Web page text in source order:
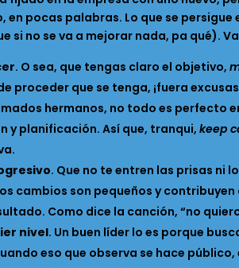
pocas palabras. Lo que se
si no se va a mejorar nada, pa qué).
. O sea, que tengas claro el objetivo,
proceder que se tenga, ¡fuera
hermanos, no todo es perfecto
y planificación. Así que, tranqui,keep
. Que no te entren las prisas ni
cambios son pequeños y
Como dice la canción, “no
nivel. Un buen líder lo es porque
eso que observa se hace